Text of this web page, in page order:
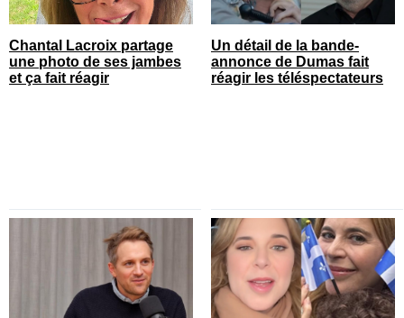
Chantal Lacroix partage
une photo de ses jambes
et ça fait réagir
Un détail de la bande-
annonce de Dumas fait
réagir les téléspectateurs